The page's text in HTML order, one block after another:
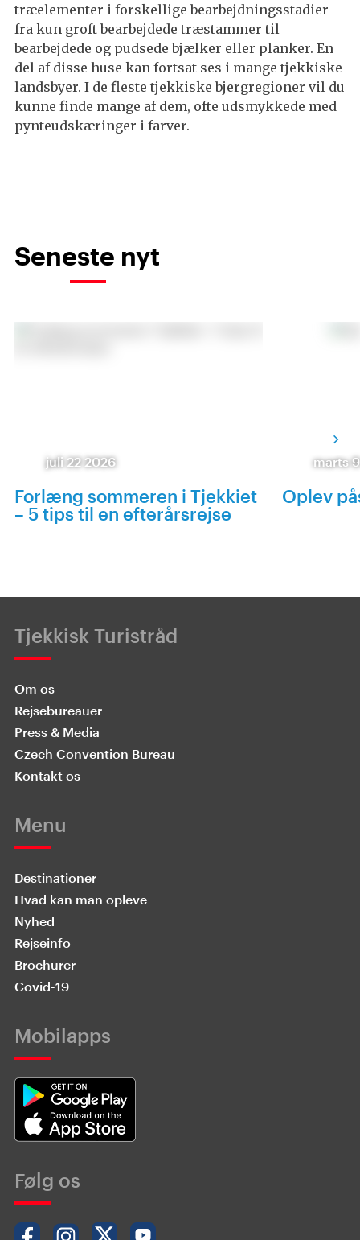
træelementer i forskellige bearbejdningsstadier -
fra kun groft bearbejdede træstammer til
bearbejdede og pudsede bjælker eller planker. En
del af disse huse kan fortsat ses i mange tjekkiske
landsbyer. I de fleste tjekkiske bjergregioner vil du
kunne finde mange af dem, ofte udsmykkede med
pynteudskæringer i farver.
Seneste nyt
juli 22 2026
Forlæng sommeren i Tjekkiet
– 5 tips til en efterårsrejse
marts
Oplev
Tjekkisk Turistråd
Om os
Rejsebureauer
Press & Media
Czech Convention Bureau
Kontakt os
Menu
Destinationer
Hvad kan man opleve
Nyhed
Rejseinfo
Brochurer
Covid-19
Mobilapps
Følg os